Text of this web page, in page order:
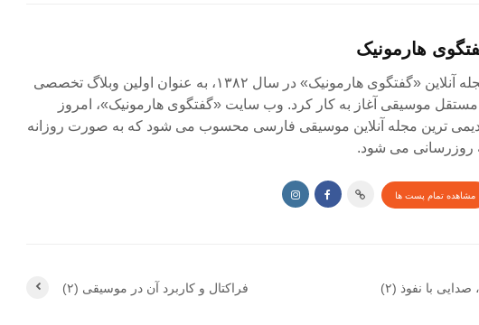
هارمونیک
مجله آنلاین «گفتگوی هارمونیک» در سال ۱۳۸۲، به عنوان اولین وبلاگ تخصصی
موسیقی آغاز به کار کرد. وب سایت «گفتگوی هارمونیک»، امروز
ترین مجله آنلاین موسیقی فارسی محسوب می شود که به صورت روزانه
روزرسانی می شود.
مشاهده تمام پست ها
فراکتال و کاربرد آن در موسیقی (۲) با نفوذ (۲)